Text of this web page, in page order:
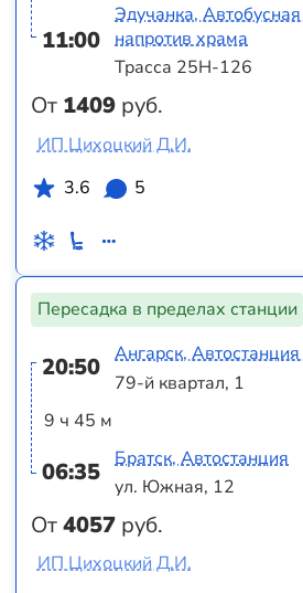
11:00
От 1409 руб.
Эдучанка,
напротив храма
Трасса 25Н-126
ИП Цихоцкий Д.И.
3.6
5
Пересадка в пределах станции
20:50
9 ч 45 м
06:35
От4057 руб.
Ангарск,
79-й квартал, 1
Братск, Автостанция
ул. Южная, 12
ИП Цихоцкий Д.И.